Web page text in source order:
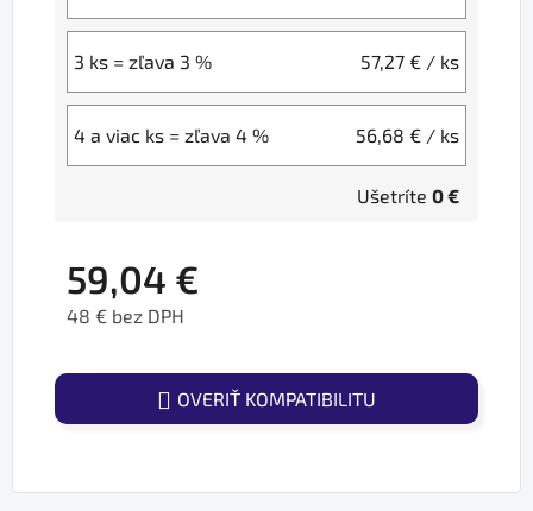
3 ks = zľava 3 % 57,27 € / ks
4 a viac ks = zľava 4 % 56,68 € / ks
Ušetríte 0 €
59,04 €
48 € bez DPH
OVERIŤ KOMPATIBILITU